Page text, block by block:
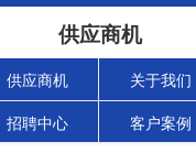
供应商机
供应商机 关于我们
招聘中心 客户案例